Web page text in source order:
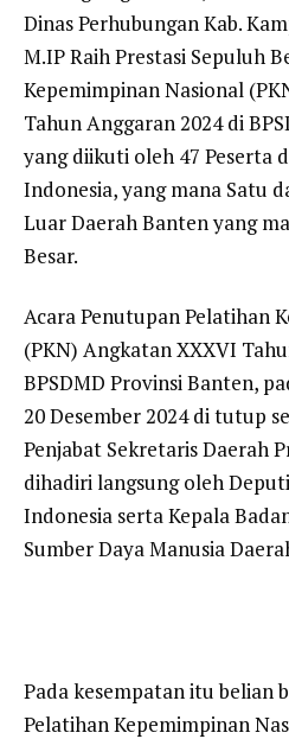
Dinas Perhubungan Kab.
M.IP Raih Prestasi Sepuluh
Kepemimpinan Nasional
Tahun Anggaran 2024 di
yang diikuti oleh 47 Peserta
Indonesia, yang mana Satu
Luar Daerah Banten yang
Besar.
Acara Penutupan Pelatihan
(PKN) Angkatan XXXVI
BPSDMD Provinsi Banten,
20 Desember 2024 di tutup
Penjabat Sekretaris Daerah
dihadiri langsung oleh
Indonesia serta Kepala
Sumber Daya Manusia
Pada kesempatan itu belian
Pelatihan Kepemimpinan